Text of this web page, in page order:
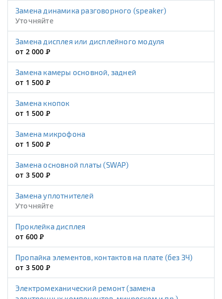
Замена динамика разговорного (speaker)
Уточняйте
Замена дисплея или дисплейного модуля
от 2 000Р
Замена камеры основной, задней
от 1 500Р
Замена кнопок
от 1 500Р
Замена микрофона
от 1 500Р
Замена основной платы (SWAP)
от 3 500Р
Замена уплотнителей
Уточняйте
Проклейка дисплея
от 600Р
Пропайка элементов, контактов на плате (без ЗЧ)
от 3 500Р
Электромеханический ремонт (замена